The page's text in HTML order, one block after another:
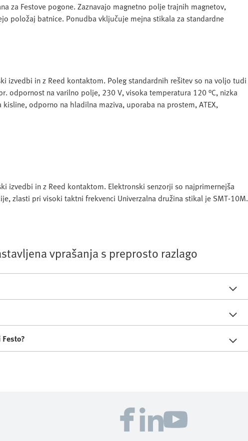
za Festove pogone. Zaznavajo magnetno polje trajnih magnetov,
položaj batnice. Ponudba vključuje mejna stikala za standardne
izvedbi in z Reed kontaktom. Poleg standardnih rešitev so na voljo tudi
odpornost na varilno polje, 230 V, visoka temperatura 120 °C, nizka
odporno na hladilna maziva, uporaba na prostem, ATEX,
izvedbi in z Reed kontaktom. Elektronski senzorji so najprimernejša
zlasti pri visoki taktni frekvenci Univerzalna družina stikal je SMT-10M.
vprašanja s preprosto razlago